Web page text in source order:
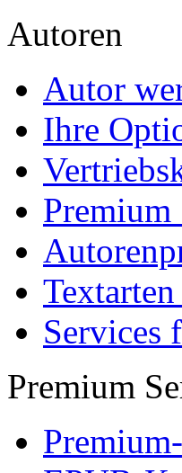
Autoren
Autor
Ihre
Premium
Services
Premium